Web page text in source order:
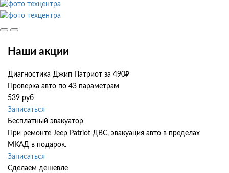
Наши акции
Диагностика Джип Патриот за 490₽
Проверка авто по 43 параметрам
539 руб
Записаться
Бесплатный эвакуатор
При ремонте Jeep Patriot ДВС, эвакуация авто в пределах
МКАД в подарок.
Записаться
Сделаем дешевле